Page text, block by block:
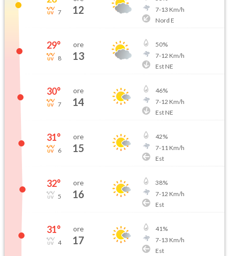
7 12
7-13 Km/h
Nord E
29°
8
ore
13
50%
7-12 Km/h
Est NE
30°
7
ore
14
46%
7-12 Km/h
Est NE
31°
6
ore
15
42%
7-11 Km/h
Est
32°
5
ore
16
38%
7-12 Km/h
Est
31°
4
ore
17
41%
7-13 Km/h
Est